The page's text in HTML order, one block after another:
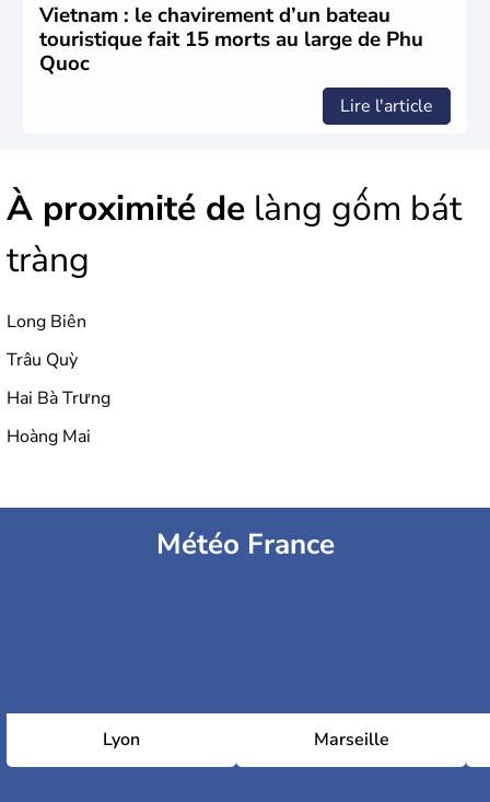
Vietnam : le chavirement d’un bateau
touristique fait 15 morts au large de Phu
Quoc
Lire l'article
À proximité de làng gốm bát
tràng
Long Biên
Trâu Quỳ
Hai Bà Trưng
Hoàng Mai
Météo France
Lyon Marseille